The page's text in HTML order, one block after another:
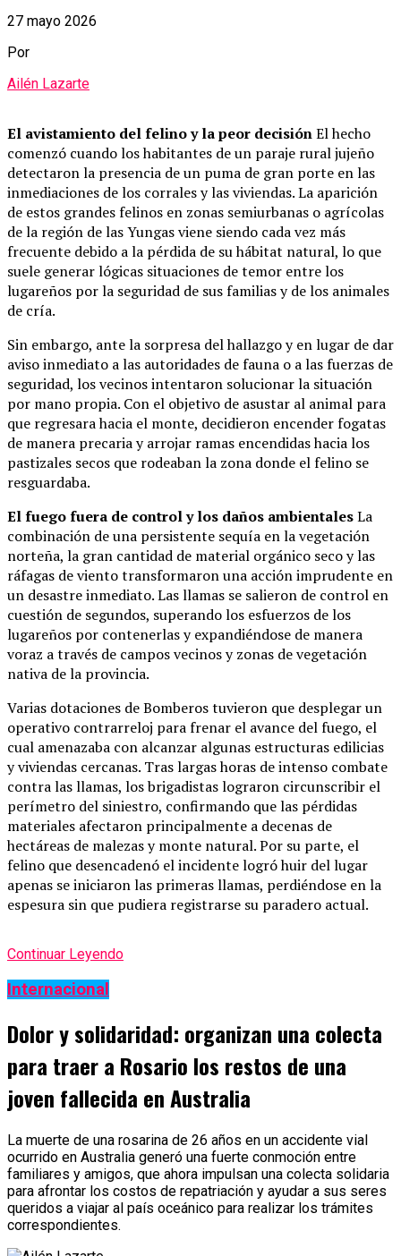
27 mayo 2026
Por
Ailén Lazarte
El avistamiento del felino y la peor decisiónEl hecho
comenzó cuando los habitantes de un paraje rural jujeño
detectaron la presencia de un puma de gran porte en las
inmediaciones de los corrales y las viviendas. La aparición
de estos grandes felinos en zonas semiurbanas o agrícolas
de la región de las Yungas viene siendo cada vez más
frecuente debido a la pérdida de su hábitat natural, lo que
suele generar lógicas situaciones de temor entre los
lugareños por la seguridad de sus familias y de los animales
de cría.
Sin embargo, ante la sorpresa del hallazgo y en lugar de dar
aviso inmediato a las autoridades de fauna o a las fuerzas de
seguridad, los vecinos intentaron solucionar la situación
por mano propia. Con el objetivo de asustar al animal para
que regresara hacia el monte, decidieron encender fogatas
de manera precaria y arrojar ramas encendidas hacia los
pastizales secos que rodeaban la zona donde el felino se
resguardaba.
El fuego fuera de control y los daños ambientalesLa
combinación de una persistente sequía en la vegetación
norteña, la gran cantidad de material orgánico seco y las
ráfagas de viento transformaron una acción imprudente en
un desastre inmediato. Las llamas se salieron de control en
cuestión de segundos, superando los esfuerzos de los
lugareños por contenerlas y expandiéndose de manera
voraz a través de campos vecinos y zonas de vegetación
nativa de la provincia.
Varias dotaciones de Bomberos tuvieron que desplegar un
operativo contrarreloj para frenar el avance del fuego, el
cual amenazaba con alcanzar algunas estructuras edilicias
y viviendas cercanas. Tras largas horas de intenso combate
contra las llamas, los brigadistas lograron circunscribir el
perímetro del siniestro, confirmando que las pérdidas
materiales afectaron principalmente a decenas de
hectáreas de malezas y monte natural. Por su parte, el
felino que desencadenó el incidente logró huir del lugar
apenas se iniciaron las primeras llamas, perdiéndose en la
espesura sin que pudiera registrarse su paradero actual.
Continuar Leyendo
Internacional
Dolor y solidaridad: organizan una colecta
para traer a Rosario los restos de una
joven fallecida en Australia
La muerte de una rosarina de 26 años en un accidente vial
ocurrido en Australia generó una fuerte conmoción entre
familiares y amigos, que ahora impulsan una colecta solidaria
para afrontar los costos de repatriación y ayudar a sus seres
queridos a viajar al país oceánico para realizar los trámites
correspondientes.